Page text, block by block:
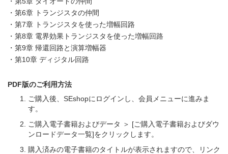
・第6章 トランジスタの仲間
・第7章 トランジスタを使った増幅回路
・第8章 電界効果トランジスタを使った増幅回路
・第9章 帰還回路と演算増幅器
・第10章 ディジタル回路
PDF版のご利用方法
ご購入後、SEshopにログインし、会員メニューに進みま
す。
ご購入電子書籍およびデータ ＞ [ご購入電子書籍およびダウ
ンロードデータ一覧]をクリックします。
購入済みの電子書籍のタイトルが表示されますので、リンク